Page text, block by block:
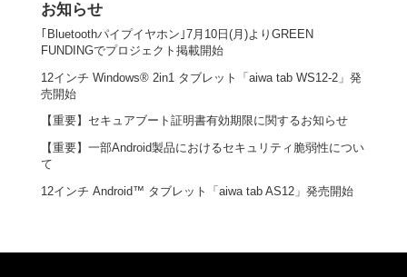
お知らせ
｢Bluetoothパイプイヤホン｣7月10日(月)よりGREEN
FUNDINGでプロジェクト掲載開始
12インチ Windows® 2in1 タブレット「aiwa tab WS12-2」発
売開始
【重要】セキュアブート証明書有効期限に関するお知らせ
【重要】一部Android製品におけるセキュリティ脆弱性につい
て
12インチ Android™ タブレット「aiwa tab AS12」発売開始